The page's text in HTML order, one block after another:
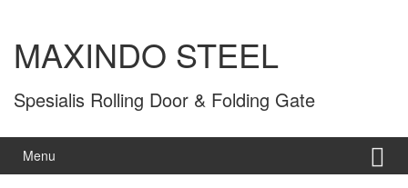
MAXINDO STEEL
Spesialis Rolling Door & Folding Gate
Menu